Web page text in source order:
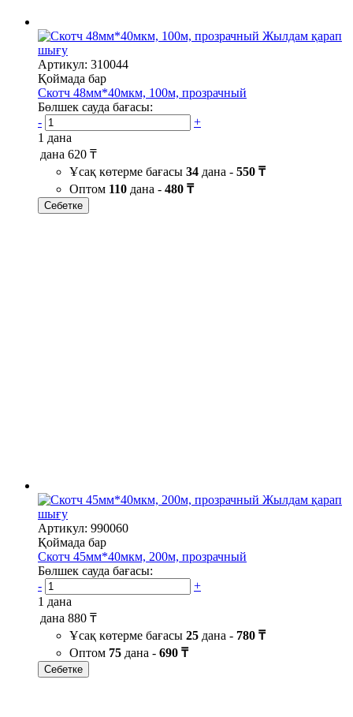
Жылдам қарап
шығу
Артикул: 310044
Қоймада бар
Скотч 48мм*40мкм, 100м, прозрачный
Бөлшек сауда бағасы:
-
+
1 дана
дана 620 ₸
Ұсақ көтерме бағасы 34 дана - 550 ₸
Оптом 110 дана - 480 ₸
Себетке
Жылдам қарап
шығу
Артикул: 990060
Қоймада бар
Скотч 45мм*40мкм, 200м, прозрачный
Бөлшек сауда бағасы:
-
+
1 дана
дана 880 ₸
Ұсақ көтерме бағасы 25 дана - 780 ₸
Оптом 75 дана - 690 ₸
Себетке